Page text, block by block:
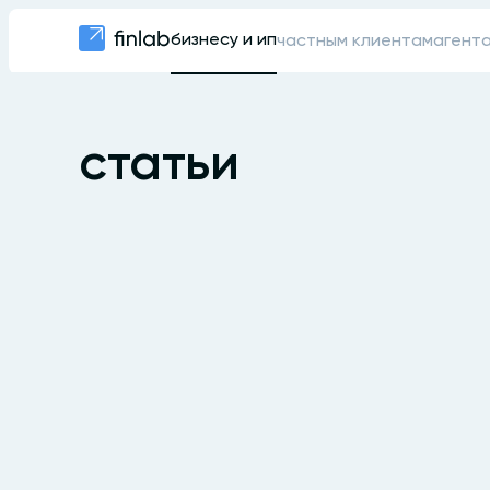
бизнесу и ипчастным клиентам
статьи